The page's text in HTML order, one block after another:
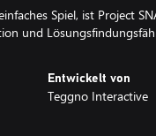
Spiel, ist Project
und
Entwickelt von
Teggno Interactive